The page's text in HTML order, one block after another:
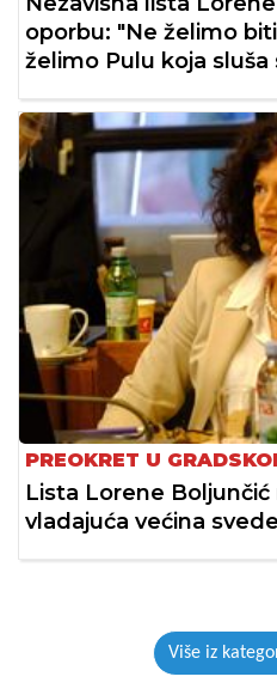
oporbu: "Ne želimo
želimo Pulu koja sluša
PREOKRET U
Lista Lorene
vladajuća većina
Više iz